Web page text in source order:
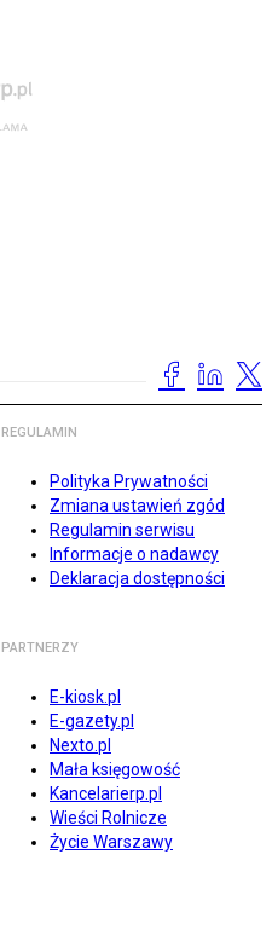
REGULAMIN
Polityka Prywatności
Zmiana ustawień zgód
Regulamin serwisu
Informacje o nadawcy
Deklaracja dostępności
PARTNERZY
E-kiosk.pl
E-gazety.pl
Nexto.pl
Mała księgowość
Kancelarierp.pl
Wieści Rolnicze
Życie Warszawy